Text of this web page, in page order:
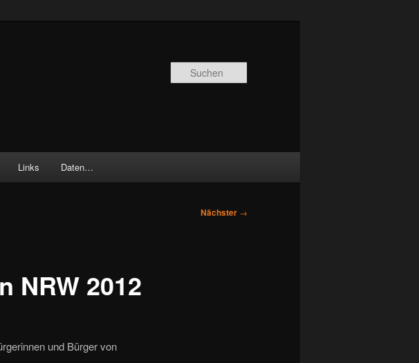
Links Daten…
Nächster →
NRW 2012
und Bürger von